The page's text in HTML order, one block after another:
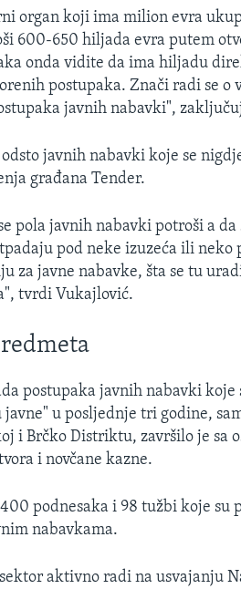
organ koji ima milion evra
600-650 hiljada evra putem
onda vidite da ima hiljadu
postupaka. Znači radi se
javnih nabavki",
odsto javnih nabavki koje se
građana Tender.
pola javnih nabavki potroši a da
pod neke izuzeća ili neko
za javne nabavke, šta se tu
tvrdi Vukajlović.
postupaka javnih nabavki
u posljednje tri godine,
i Brčko Distriktu, završilo je sa
i novčane kazne.
podnesaka i 98 tužbi koje
nabavkama.
aktivno radi na usvajanju